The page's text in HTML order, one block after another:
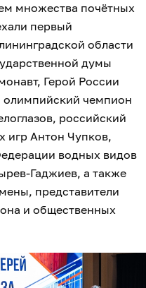
множества почётных
первый
области
думы
Герой России
чемпион
российский
игр Антон Чупков,
водных видов
Гаджиев, а также
представители
и общественных